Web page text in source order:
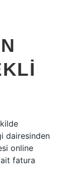
dairesinden
online
ait fatura